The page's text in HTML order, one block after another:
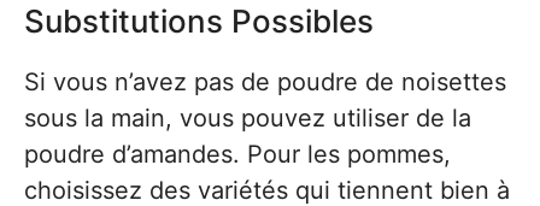
Substitutions Possibles
Si vous n’avez pas de poudre de noisettes
sous la main, vous pouvez utiliser de la
poudre d’amandes. Pour les pommes,
choisissez des variétés qui tiennent bien à